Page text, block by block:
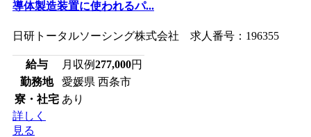
導体製造装置に使われるパ...
日研トータルソーシング株式会社 求人番号：196355
給与 月収例277,000円
勤務地
愛媛県 西条市
寮・社宅 あり
詳しく
見る